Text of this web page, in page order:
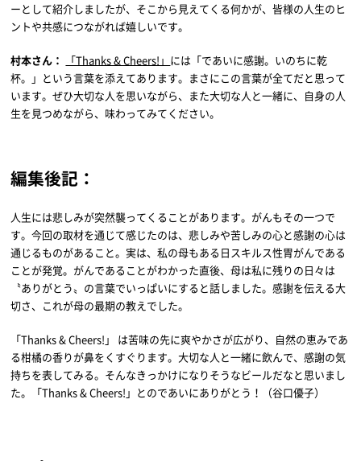
ーとして紹介しましたが、そこから見えてくる何かが、皆様の人生のヒ
ントや共感につながれば嬉しいです。
村本さん： 「Thanks & Cheers!」 には「であいに感謝。いのちに乾
杯。」という言葉を添えてあります。まさにこの言葉が全てだと思って
います。ぜひ大切な人を思いながら、また大切な人と一緒に、自身の人
生を見つめながら、味わってみてください。
編集後記：
人生には悲しみが突然襲ってくることがあります。がんもその一つで
す。今回の取材を通じて感じたのは、悲しみや苦しみの心と感謝の心は
通じるものがあること。実は、私の母もある日スキルス性胃がんである
ことが発覚。がんであることがわかった直後、母は私に残りの日々は
〝ありがとう〟の言葉でいっぱいにすると話しました。感謝を伝える大
切さ、これが母の最期の教えでした。
「Thanks & Cheers!」 は苦味の先に爽やかさが広がり、自然の恵みであ
る柑橘の香りが鼻をくすぐります。大切な人と一緒に飲んで、感謝の気
持ちを表してみる。そんなきっかけになりそうなビールだなと思いまし
た。「Thanks & Cheers!」とのであいにありがとう！（谷口優子）